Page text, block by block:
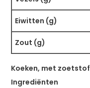
Eiwitten (g)
Zout (g)
Koeken, met zoetstof
Ingrediënten